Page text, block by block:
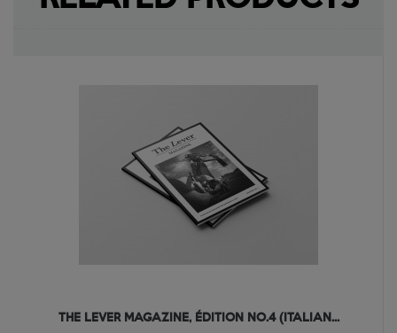
THE LEVER MAGAZINE, ÉDITION NO.4 (ITALIAN...